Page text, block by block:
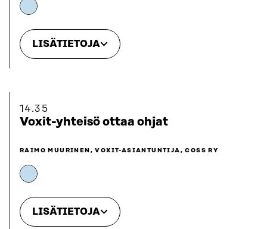
LISÄTIETOJA
14.35
Voxit-yhteisö ottaa ohjat
RAIMO MUURINEN, VOXIT-ASIANTUNTIJA, COSS RY
LISÄTIETOJA